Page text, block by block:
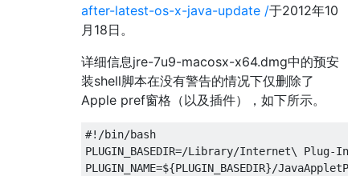
after-latest-os-x-java-update /于2012年10
月18日。
详细信息jre-7u9-macosx-x64.dmg中的预安
装shell脚本在没有警告的情况下仅删除了
Apple pref窗格（以及插件），如下所示。
#!/bin/bash
PLUGIN_BASEDIR=/Library/Internet\ Plug-Ins
PLUGIN_NAME=${PLUGIN_BASEDIR}/